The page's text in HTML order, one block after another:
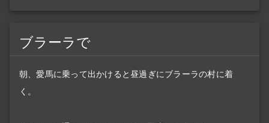
ブラーラで
朝、愛馬に乗って出かけると昼過ぎにブラーラの村に着
く。